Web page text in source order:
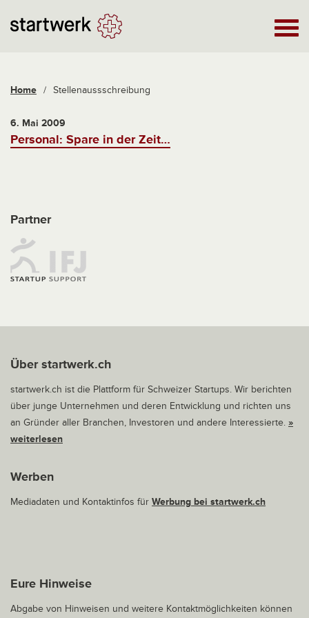
Home / Stellenaussschreibung
6. Mai 2009
Personal: Spare in der Zeit…
Partner
Über startwerk.ch
startwerk.ch ist die Plattform für Schweizer Startups. Wir berichten
über junge Unternehmen und deren Entwicklung und richten uns
an Gründer aller Branchen, Investoren und andere Interessierte. »
weiterlesen
Werben
Mediadaten und Kontaktinfos für Werbung bei startwerk.ch
Eure Hinweise
Abgabe von Hinweisen und weitere Kontaktmöglichkeiten können